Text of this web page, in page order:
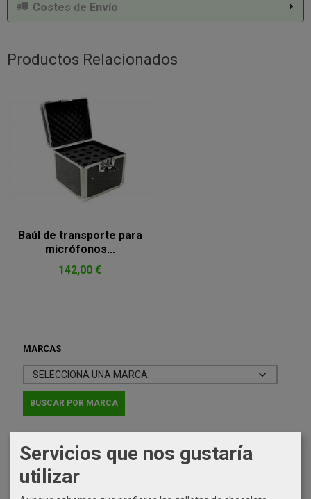
MARCAS
IDIOMA
Costes de Envío
Productos Relacionados
Baúl de transporte para
micrófonos...
142,00 €
Servicios que nos gustaría
utilizar